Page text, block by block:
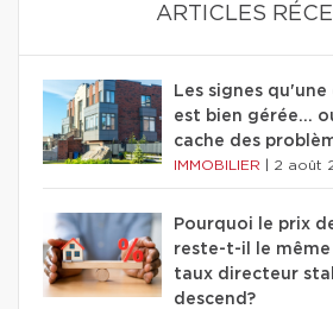
ARTICLES
Les signes
est bien gérée…
cache des
IMMOBILIER 2 août
Pourquoi le prix
reste-t-il le même
taux directeur
descend?